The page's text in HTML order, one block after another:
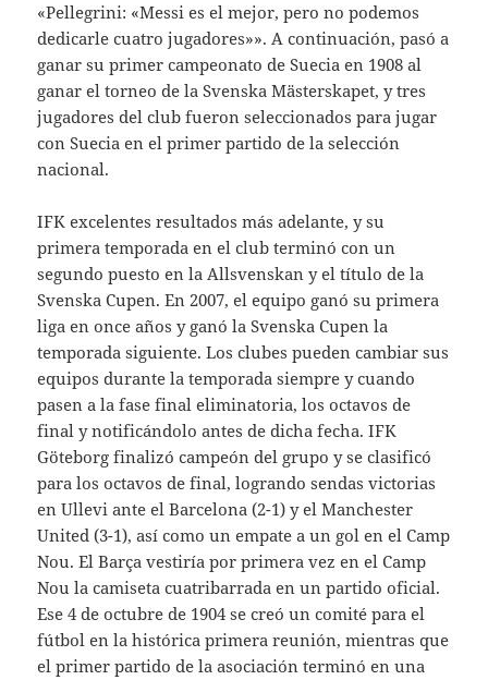
«Pellegrini: «Messi es el mejor, pero no podemos
dedicarle cuatro jugadores»». A continuación, pasó a
ganar su primer campeonato de Suecia en 1908 al
ganar el torneo de la Svenska Mästerskapet, y tres
jugadores del club fueron seleccionados para jugar
con Suecia en el primer partido de la selección
nacional.
IFK excelentes resultados más adelante, y su
primera temporada en el club terminó con un
segundo puesto en la Allsvenskan y el título de la
Svenska Cupen. En 2007, el equipo ganó su primera
liga en once años y ganó la Svenska Cupen la
temporada siguiente. Los clubes pueden cambiar sus
equipos durante la temporada siempre y cuando
pasen a la fase final eliminatoria, los octavos de
final y notificándolo antes de dicha fecha. IFK
Göteborg finalizó campeón del grupo y se clasificó
para los octavos de final, logrando sendas victorias
en Ullevi ante el Barcelona (2-1) y el Manchester
United (3-1), así como un empate a un gol en el Camp
Nou. El Barça vestiría por primera vez en el Camp
Nou la camiseta cuatribarrada en un partido oficial.
Ese 4 de octubre de 1904 se creó un comité para el
fútbol en la histórica primera reunión, mientras que
el primer partido de la asociación terminó en una